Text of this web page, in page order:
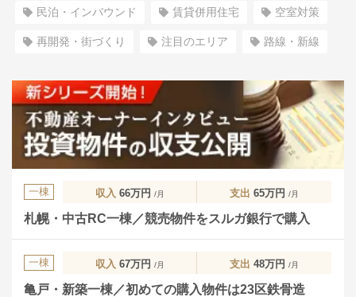
民泊・インバウンド 賃貸併用住宅 空室対策
再開発・街づくり 注目のエリア 路線・新線
一棟 収入 66万円 /月 支出 65万円 /月
札幌・中古RC一棟／競売物件をスルガ銀行で購入
一棟 収入 67万円 /月 支出 48万円 /月
亀戸・新築一棟／初めての購入物件は23区鉄骨造